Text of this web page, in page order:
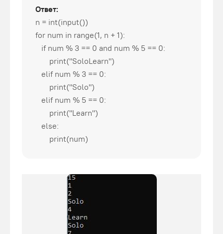
Ответ:
n = int(input())
for num in range(1, n + 1):
if num % 3 == 0 and num % 5 == 0:
print("SoloLearn")
elif num % 3 == 0:
print("Solo")
elif num % 5 == 0:
print("Learn")
else:
print(num)